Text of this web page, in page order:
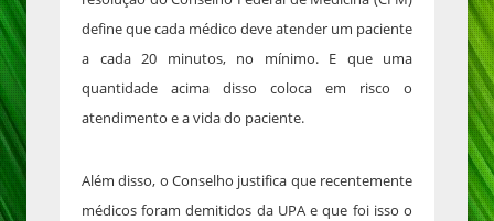
define que cada médico deve atender um paciente
a cada 20 minutos, no mínimo. E que uma
quantidade acima disso coloca em risco o
atendimento e a vida do paciente.
Além disso, o Conselho justifica que recentemente
médicos foram demitidos da UPA e que foi isso o